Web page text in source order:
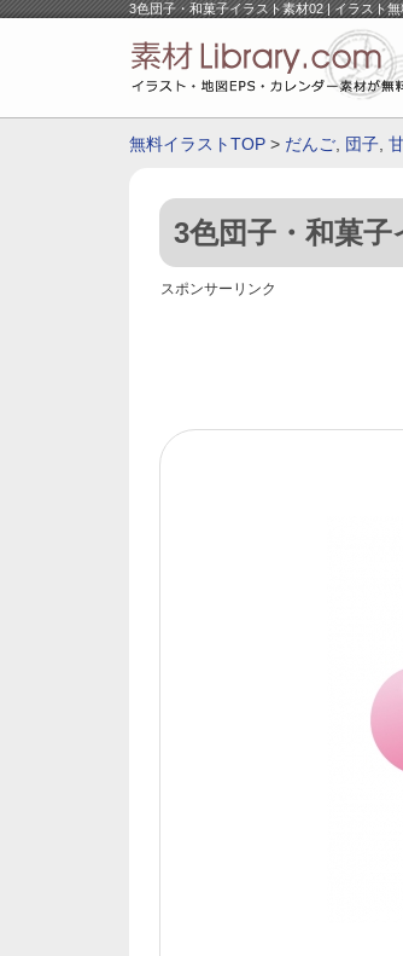
3色団子・和菓子イラスト素材02 | イラスト
無料イラストTOP > だんご 団子
3色団子・和菓
スポンサーリンク